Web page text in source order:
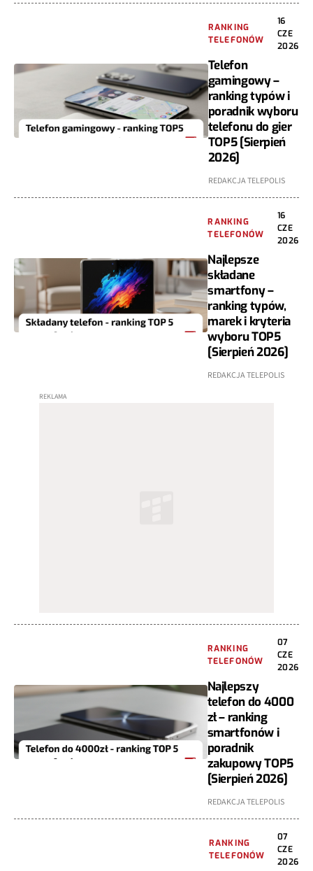
RANKING
TELEFONÓW
16
CZE
2026
Telefon
gamingowy –
ranking typów i
poradnik wyboru
telefonu do gier
TOP5 [Sierpień
2026]
REDAKCJA TELEPOLIS
RANKING
TELEFONÓW
16
CZE
2026
Najlepsze
składane
smartfony –
ranking typów,
marek i kryteria
wyboru TOP5
[Sierpień 2026]
REDAKCJA TELEPOLIS
RANKING
TELEFONÓW
07
CZE
2026
Najlepszy
telefon do 4000
zł – ranking
smartfonów i
poradnik
zakupowy TOP5
[Sierpień 2026]
REDAKCJA TELEPOLIS
RANKING
TELEFONÓW
07
CZE
2026